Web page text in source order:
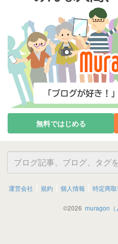
無料ではじめる
運営会社 規約 個人情報 特定商取
©2026 muragon（